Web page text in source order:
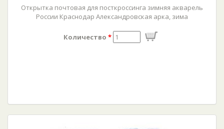
Открытка почтовая для посткроссинга зимняя акварель
России Краснодар Александровская арка, зима
Количество *